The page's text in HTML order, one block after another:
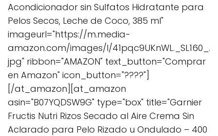
Acondicionador sin Sulfatos Hidratante para
Pelos Secos, Leche de Coco, 385 ml"
imageurl="https://m.media-
amazon.com/images/I/41pqc9UKnWL._SL160_.
jpg" ribbon="AMAZON" text_button="Comprar
en Amazon" icon_button="????"]
[/at_amazon][at_amazon
asin="B07YQDSW9G" type="box" title="Garnier
Fructis Nutri Rizos Secado al Aire Crema Sin
Aclarado para Pelo Rizado u Ondulado – 400